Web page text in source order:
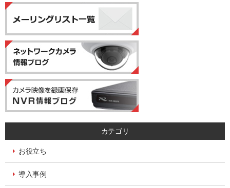
カテゴリ
お役立ち
導入事例